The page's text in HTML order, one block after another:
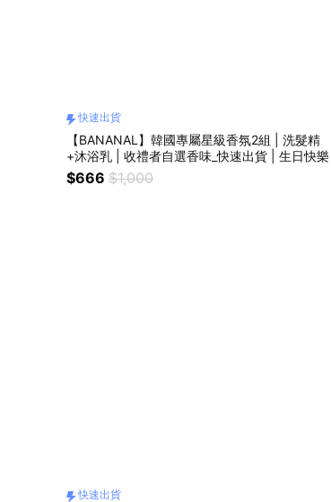
快速出貨
【BANANAL】韓國專屬星級香氛2組 | 洗髮精
+沐浴乳 | 收禮者自選香味_快速出貨 | 生日快樂
$666 $1,000
快速出貨